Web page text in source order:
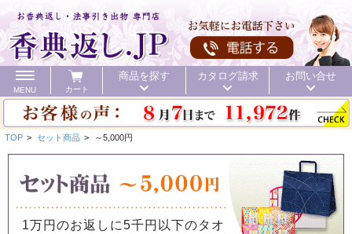
MENU カート
商品を探す カタログ請求 お問い合せ
TOP > セット商品 > ～5,000円
1万円のお返しに5千円以下のタオ